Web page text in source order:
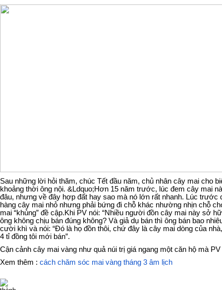
Sau những lời hỏi thăm, chúc Tết đầu năm, chủ nhân cây mai cho
khoảng thời ông nội. &Ldquo;Hơn 15 năm trước, lúc đem cây mai
đâu, nhưng về đây hợp đất hay sao mà nó lớn rất nhanh. Lúc trước
hàng cây mai nhỏ nhưng phải bứng đi chỗ khác nhường nhịn chỗ
mai “khủng” đề cập.Khi PV nói: “Nhiều người đồn cây mai này sở
ông không chịu bán đúng không? Và giả dụ bán thì ông bán bao
cười khì và nói: “Đó là họ đồn thôi, chứ đây là cây mai dòng của
4 tỉ đồng tôi mới bán”.
Cận cảnh cây mai vàng như quả núi trị giá ngang một căn hộ mà
Xem thêm : cách chăm sóc mai vàng tháng 3 âm lịch